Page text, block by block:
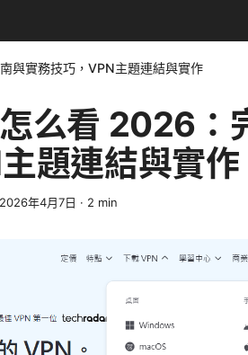
與實務技巧，VPN主題連結與實作
么看 2026：
題連結與實作
2026年4月7日 · 2 min